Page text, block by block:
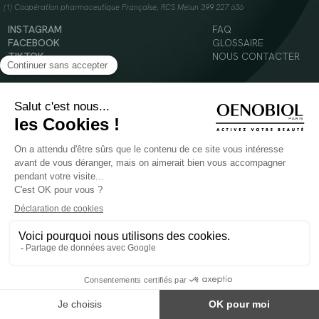
(1) Coopération pharmaceutique Française, RCS Melun 399 227 636
INSTAGRAM
FACEBOOK
TIKTOK
YOUTUBE
FAQ
GLOSSAIRE
NOUS CONTACTER
© 2024 Oenobiol Paris
Mentions légales
Politique en matière de cookies
POUR VOTRE SANTÉ, MANGEZ AU MOINS CINQ FRUITS ET LÉGUMES PAR JOUR -
Les complément alimentaires doivent être utilisés dans le cadre d'un mode de vie sain et
ne pas être utilisés comme substituts d'un régimes alimentaire varié et équilibré.